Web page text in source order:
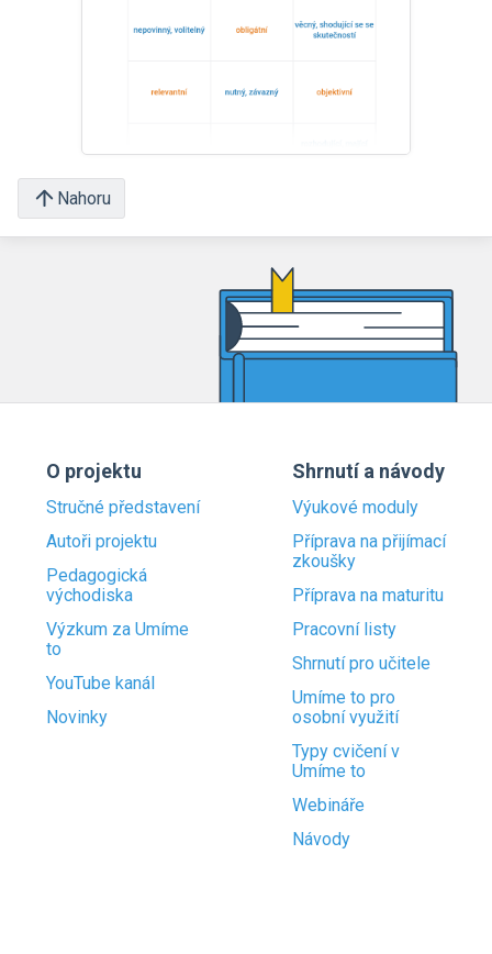
Nahoru
O projektu
Stručné představení
Autoři projektu
Pedagogická
východiska
Výzkum za Umíme
to
YouTube kanál
Novinky
Shrnutí a návody
Výukové moduly
Příprava na přijímací
zkoušky
Příprava na maturitu
Pracovní listy
Shrnutí pro učitele
Umíme to pro
osobní využití
Typy cvičení v
Umíme to
Webináře
Návody